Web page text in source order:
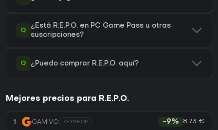
Q
¿Está R.E.P.O. en PC Game Pass u otras
suscripciones?
Q ¿Puedo comprar R.E.P.O. aquí?
Mejores precios para R.E.P.O.
1 GAMIVO KEYSHOP -9% 8,73 €